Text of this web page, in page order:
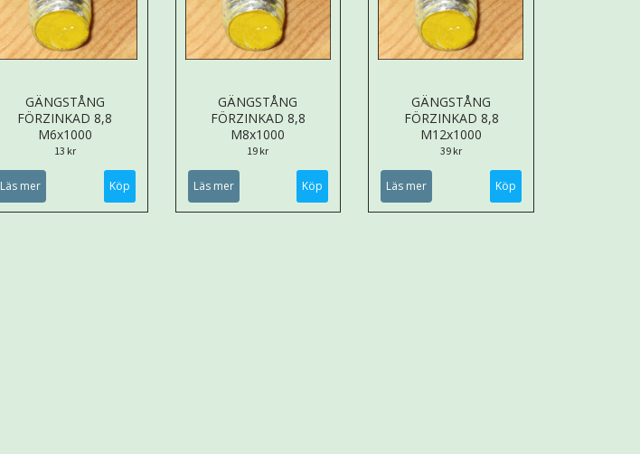
GÄNGSTÅNG
FÖRZINKAD 8,8
M6x1000
13 kr
Läs mer
GÄNGSTÅNG
FÖRZINKAD 8,8
M8x1000
19 kr
Läs mer
GÄNGSTÅNG
FÖRZINKAD 8,8
M12x1000
39 kr
Läs mer